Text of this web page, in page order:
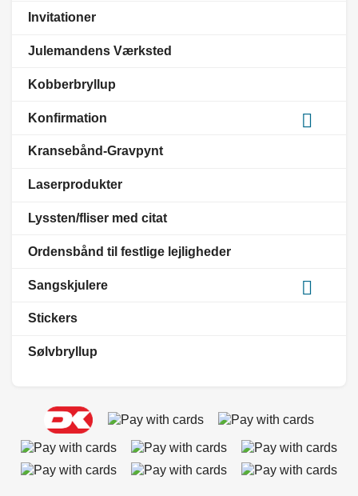
Invitationer
Julemandens Værksted
Kobberbryllup
Konfirmation 
Kransebånd-Gravpynt
Laserprodukter
Lyssten/fliser med citat
Ordensbånd til festlige lejligheder
Sangskjulere 
Stickers
Sølvbryllup